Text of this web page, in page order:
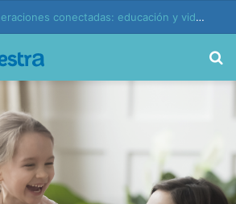
Edición 37 – Generaciones conectadas: educación y vida en la era de la IA